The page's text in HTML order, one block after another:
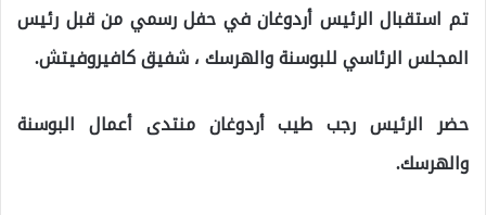
تم استقبال الرئيس أردوغان في حفل رسمي من قبل رئيس
المجلس الرئاسي للبوسنة والهرسك ، شفيق كافيروفيتش.
حضر الرئيس رجب طيب أردوغان منتدى أعمال البوسنة
والهرسك.